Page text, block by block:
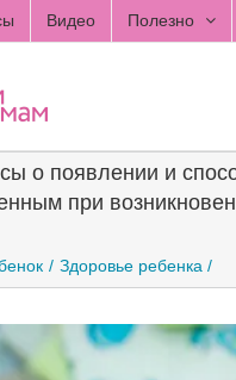
Видео Полезно
о появлении и
при
Здоровье ребенка